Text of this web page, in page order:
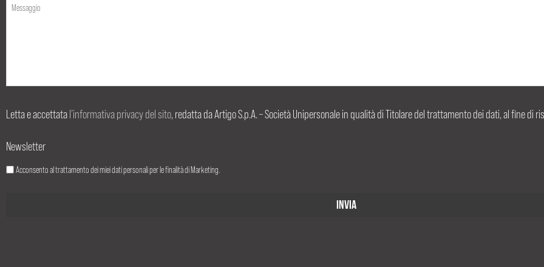
Letta e accettatal’informativa privacy del sito , redatta da Artigo S.p.A. – Società Unipersonale in qualità di Titolare del trattamento dei dati, al fine di
Newsletter
Acconsento al trattamento dei miei dati personali per le finalità di Marketing.